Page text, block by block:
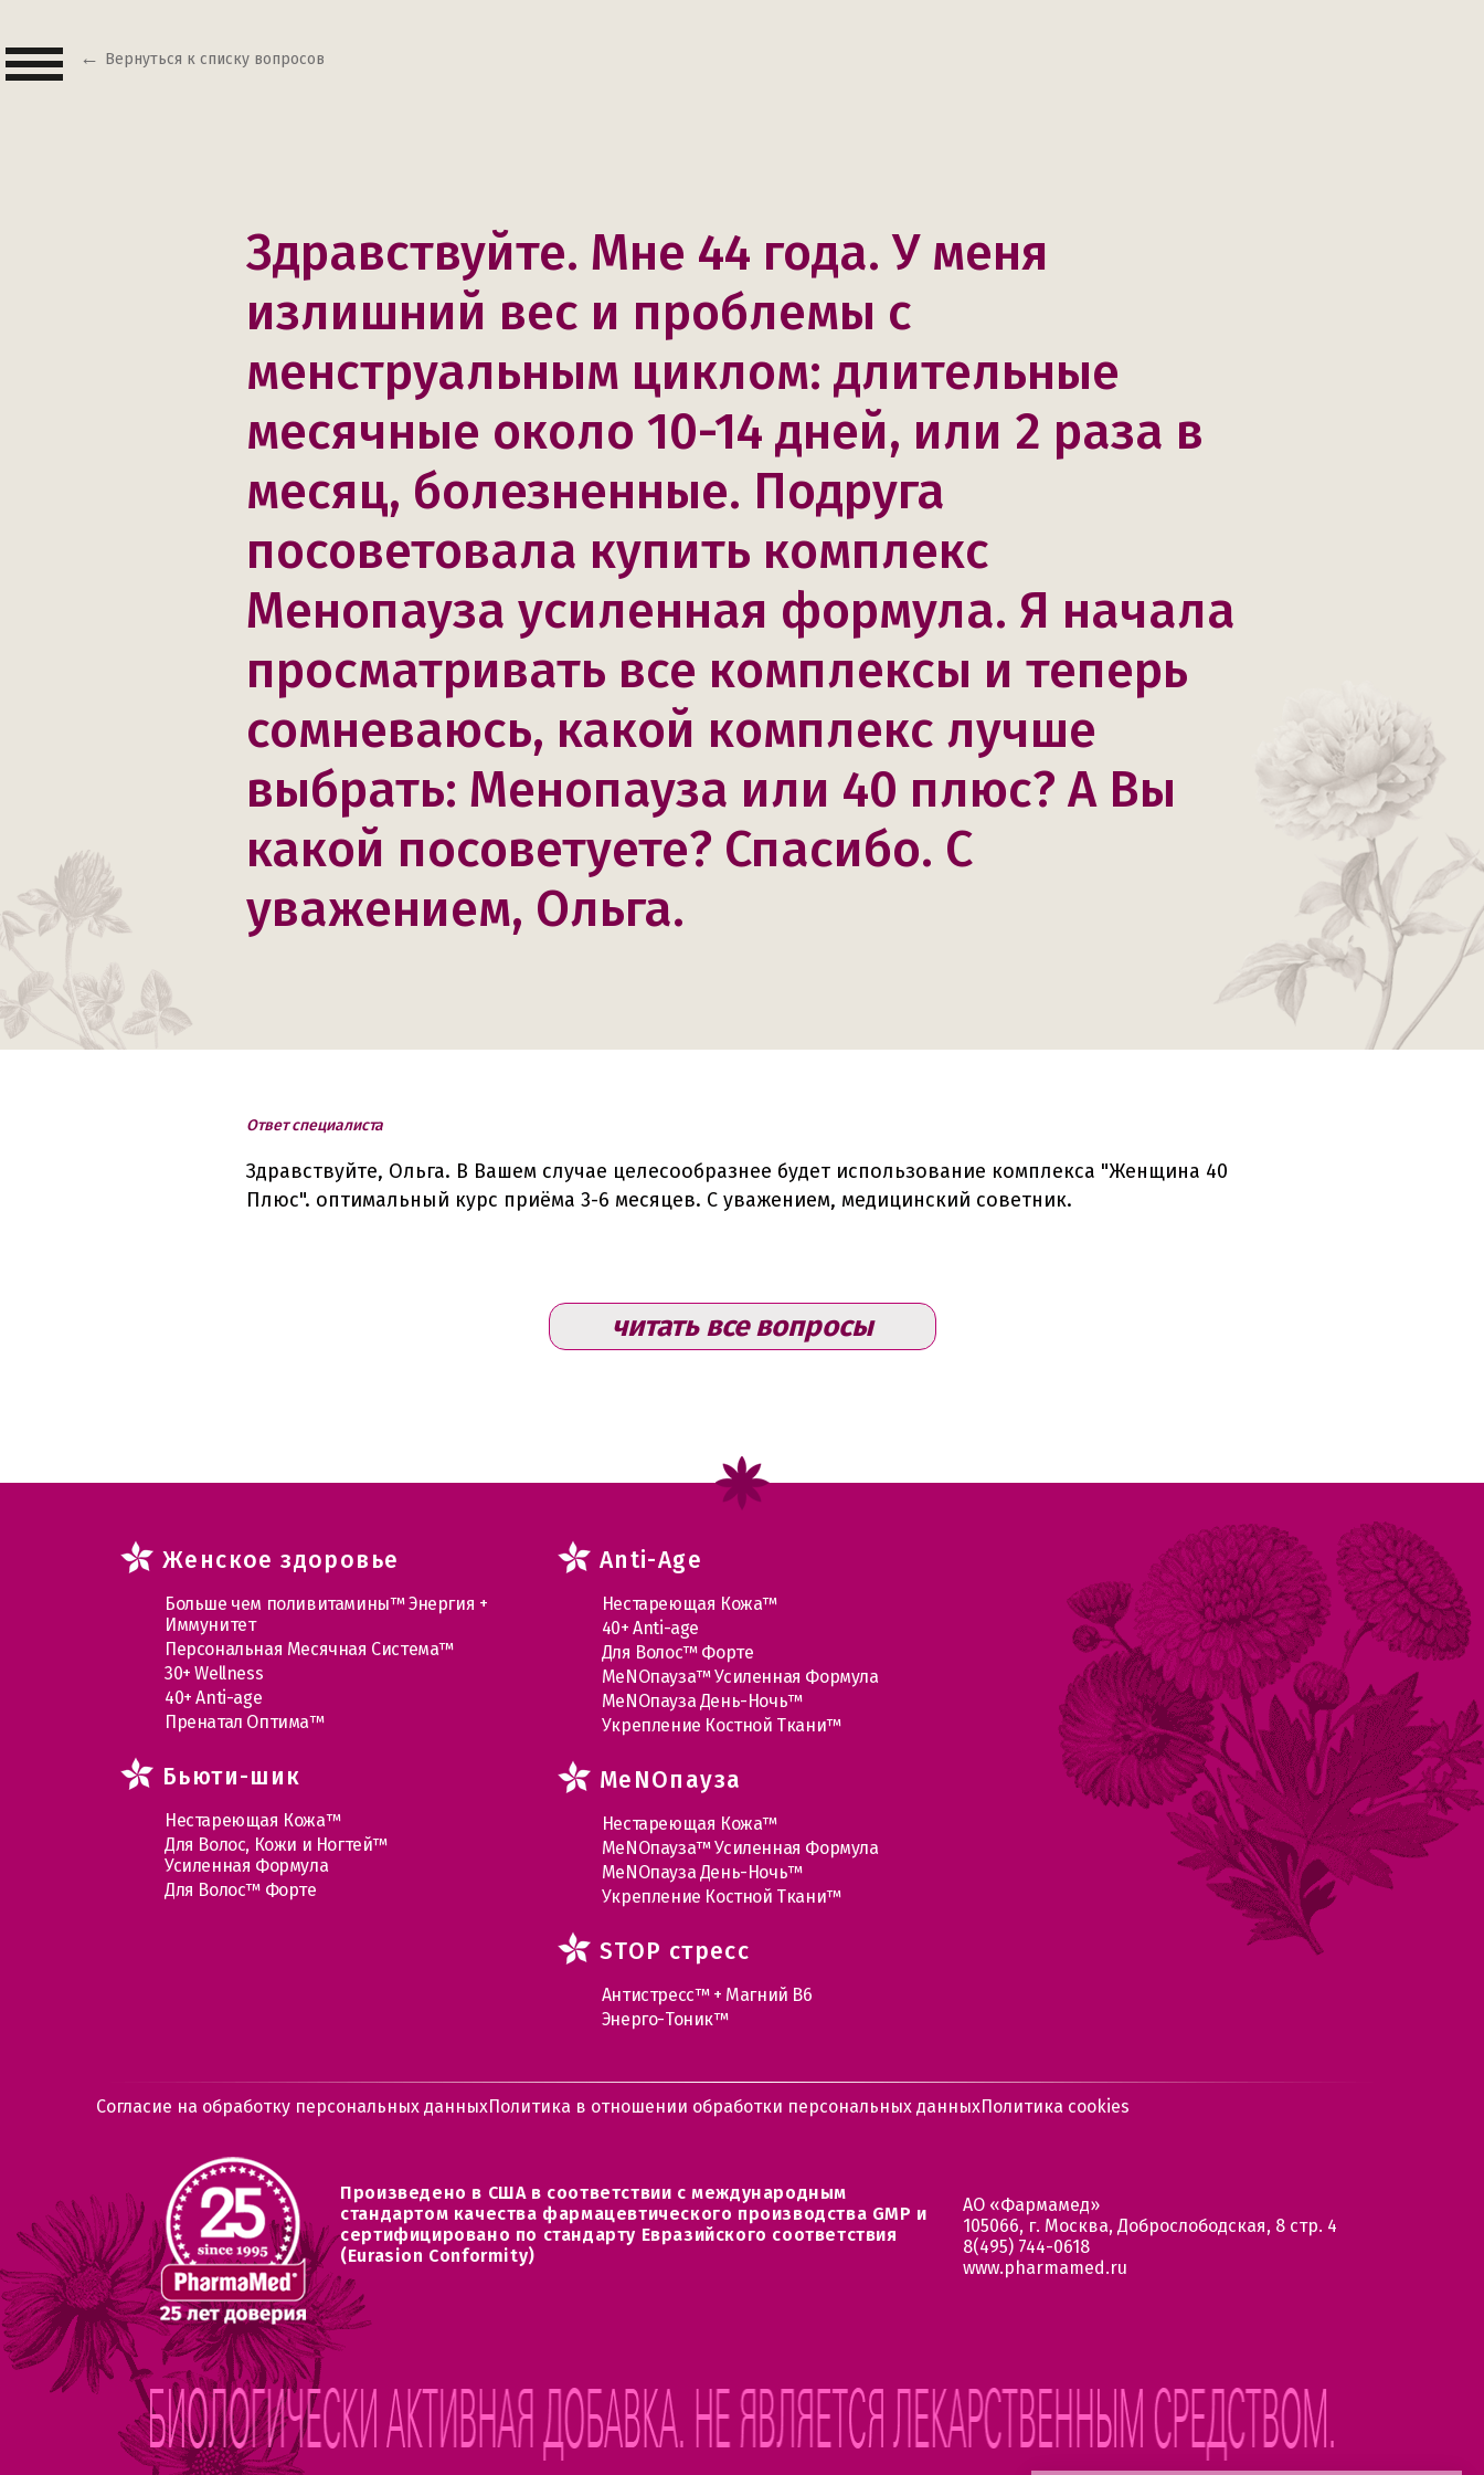
Вернуться к списку вопросов
Здравствуйте. Мне 44 года. У меня
излишний вес и проблемы с
менструальным циклом: длительные
месячные около 10-14 дней, или 2 раза в
месяц, болезненные. Подруга
посоветовала купить комплекс
Менопауза усиленная формула. Я начала
просматривать все комплексы и теперь
сомневаюсь, какой комплекс лучше
выбрать: Менопауза или 40 плюс? А Вы
какой посоветуете? Спасибо. С
уважением, Ольга.
Ответ специалиста
Здравствуйте, Ольга. В Вашем случае целесообразнее будет использование комплекса "Женщина 40
Плюс". оптимальный курс приёма 3-6 месяцев. С уважением, медицинский советник.
читать все вопросы
Женское здоровье
Больше чем поливитамины™ Энергия +
Иммунитет
Персональная Месячная Система™
30+ Wellness
40+ Anti-age
Пренатал Оптима™
Бьюти-шик
Нестареющая Кожа™
Для Волос, Кожи и Ногтей™
Усиленная Формула
Для Волос™ Форте
Anti-Age
Нестареющая Кожа™
40+ Anti-age
Для Волос™ Форте
МеNOпауза™ Усиленная Формула
МеNOпауза День-Ночь™
Укрепление Костной Ткани™
MеNOпауза
Нестареющая Кожа™
МеNOпауза™ Усиленная Формула
МеNOпауза День-Ночь™
Укрепление Костной Ткани™
STOP стресс
Антистресс™ + Магний В6
Энерго-Тоник™
Согласие на обработку персональных данныхПолитика в отношении обработки персональных данныхПолитика cookies
Произведено в США в соответствии с международным
стандартом качества фармацевтического производства GMP и
сертифицировано по стандарту Евразийского соответствия
(Eurasion Conformity)
АО «Фармамед»
105066, г. Москва, Доброслободская, 8 стр. 4
8(495) 744-0618
www.pharmamed.ru